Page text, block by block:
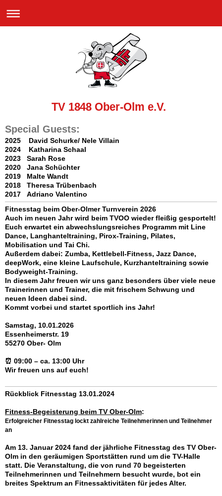
TV 1848 Ober-Olm e.V.
Special Guests:
2025 David Schurke/ Nele Villain
2024 Katharina Schaal
2023 Sarah Rose
2020 Jana Schüchter
2019 Malte Wandt
2018 Theresa Trübenbach
2017 Adriano Valentino
Fitnesstag beim Ober-Olmer Turnverein 2026
Auch im neuen Jahr wird beim TVOO wieder fleißig gesportelt!
Euch erwartet ein abwechslungsreiches Programm mit Line
Dance, Langhanteltraining, Pirox-Training, Pilates,
Mobilisation und Tai Chi.
Außerdem dabei: Zumba, Kettlebell-Fitness, Jazz Dance,
deepWork, eine kleine Laufschule, Kurzhanteltraining sowie
Bodyweight-Training.
In diesem Jahr freuen wir uns ganz besonders über viele neue
Trainerinnen und Trainer, die mit frischem Schwung und
neuen Ideen dabei sind.
Kommt vorbei und startet sportlich ins Jahr!
Samstag, 10.01.2026
Essenheimerstr. 19
55270 Ober- Olm
⏰ 09:00 – ca. 13:00 Uhr
Wir freuen uns auf euch!
Rückblick Fitnesstag 13.01.2024
Fitness-Begeisterung beim TV Ober-Olm:
Erfolgreicher Fitnesstag lockt zahlreiche Teilnehmerinnen und Teilnehmer
an
Am 13. Januar 2024 fand der jährliche Fitnesstag des TV Ober-
Olm in den geräumigen Sportstätten rund um die TV-Halle
statt. Die Veranstaltung, die von rund 70 begeisterten
Teilnehmerinnen und Teilnehmern besucht wurde, bot ein
breites Spektrum an Fitnessaktivitäten für jedes Alter.